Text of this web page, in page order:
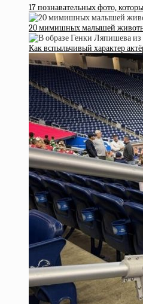
17 познавательных фото,
20 мимишных малышей
Как вспыльчивый характер